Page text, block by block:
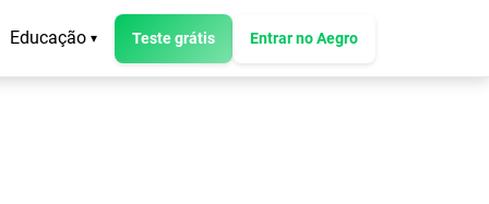
Educação ▾ Teste grátis Entrar no Aegro